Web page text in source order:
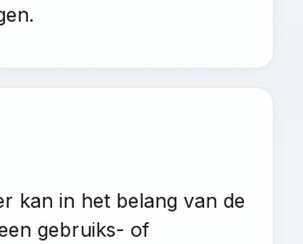
kan in het belang van de
gebruiks- of